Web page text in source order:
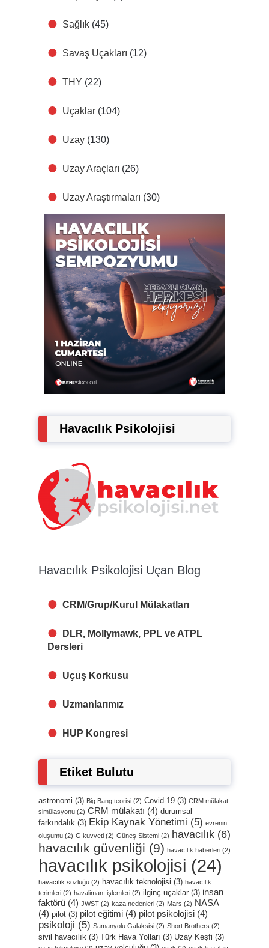
Sağlık (45)
Savaş Uçakları (12)
THY (22)
Uçaklar (104)
Uzay (130)
Uzay Araçları (26)
Uzay Araştırmaları (30)
Havacılık Psikolojisi
Havacılık Psikolojisi Uçan Blog
CRM/Grup/Kurul Mülakatları
DLR, Mollymawk, PPL ve ATPL
Dersleri
Uçuş Korkusu
Uzmanlarımız
HUP Kongresi
Etiket Bulutu
astronomi (3) Big Bang teorisi (2) Covid-19 (3) CRM mülakat
simülasyonu (2) CRM mülakatı (4) durumsal
farkındalık (3) Ekip Kaynak Yönetimi (5) evrenin
oluşumu (2) G kuvveti (2) Güneş Sistemi (2) havacılık (6)
havacılık güvenliği (9) havacılık haberleri (2)
havacılık psikolojisi (24)
havacılık sözlüğü (2) havacılık teknolojisi (3) havacılık
terimleri (2) havalimanı işlemleri (2) ilginç uçaklar (3) insan
faktörü (4) JWST (2) kaza nedenleri (2) Mars (2) NASA
(4) pilot (3) pilot eğitimi (4) pilot psikolojisi (4)
psikoloji (5) Samanyolu Galaksisi (2) Short Brothers (2)
sivil havacılık (3) Türk Hava Yolları (3) Uzay Keşfi (3)